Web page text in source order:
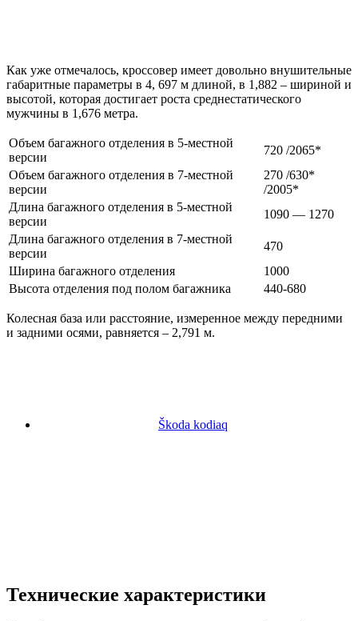
Как уже отмечалось, кроссовер имеет довольно внушительные
габаритные параметры в 4, 697 м длиной, в 1,882 – шириной и
высотой, которая достигает роста среднестатического
мужчины в 1,676 метра.
Объем багажного отделения в 5-местной
версии
720 /2065*
Объем багажного отделения в 7-местной
версии
270 /630*
/2005*
Длина багажного отделения в 5-местной
версии
1090 — 1270
Длина багажного отделения в 7-местной
версии
470
Ширина багажного отделения
1000
Высота отделения под полом багажника
440-680
Колесная база или расстояние, измеренное между передними
и задними осями, равняется – 2,791 м.
Škoda kodiaq
Технические характеристики